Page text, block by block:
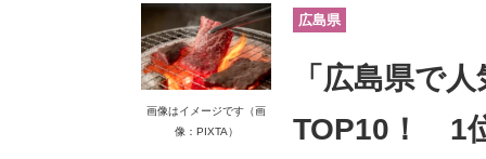
ビジネスと働き方のヒント
ITエンジニア向け専門サイト
画像はイメージです（画
像：PIXTA）
広島県
「広島県で
TOP10！ 1